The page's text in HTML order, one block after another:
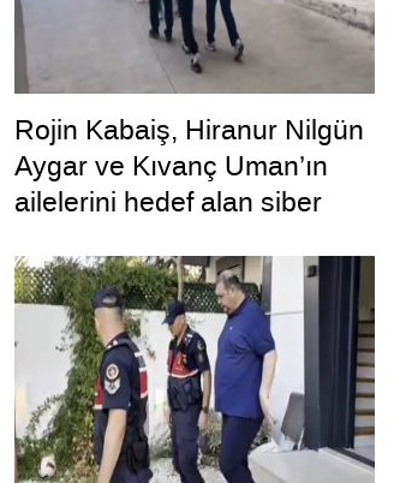
Rojin Kabaiş, Hiranur Nilgün
Aygar ve Kıvanç Uman’ın
ailelerini hedef alan siber